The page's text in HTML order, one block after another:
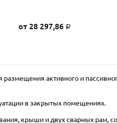
от 28 297,86 Р
активного и
в закрытых помещениях.
крыши и двух сварных рам,